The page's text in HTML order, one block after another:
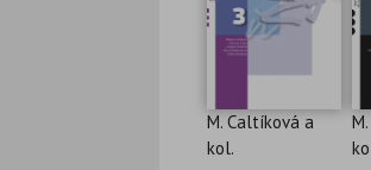
M. Caltíková a
kol.